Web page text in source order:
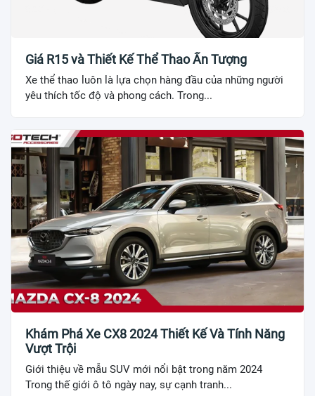
Giá R15 và Thiết Kế Thể Thao Ấn Tượng
Xe thể thao luôn là lựa chọn hàng đầu của những người
yêu thích tốc độ và phong cách. Trong...
Khám Phá Xe CX8 2024 Thiết Kế Và Tính Năng
Vượt Trội
Giới thiệu về mẫu SUV mới nổi bật trong năm 2024
Trong thế giới ô tô ngày nay, sự cạnh tranh...